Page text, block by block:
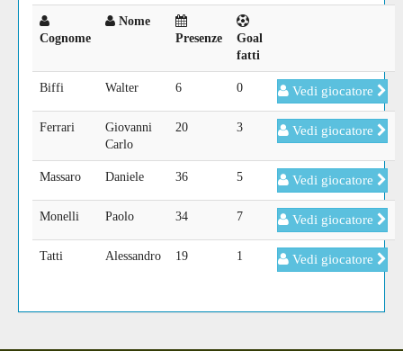
Cognome
Nome
Presenze
Goal
fatti
Biffi Walter 6 0 Vedi giocatore
Ferrari
Giovanni
Carlo
20 3 Vedi giocatore
Massaro Daniele 36 5 Vedi giocatore
Monelli Paolo 34 7 Vedi giocatore
Tatti Alessandro 19 1 Vedi giocatore